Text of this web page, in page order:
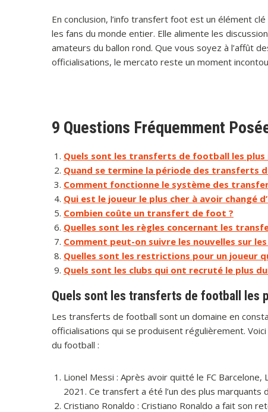
En conclusion, l’info transfert foot est un élément
les fans du monde entier. Elle alimente les
amateurs du ballon rond. Que vous soyez à l’affût
officialisations, le mercato reste un moment
9 Questions Fréquemment
Quels sont les transferts de football les plus
Quand se termine la période des transferts
Comment fonctionne le système des
Qui est le joueur le plus cher à avoir changé
Combien coûte un transfert de foot ?
Quelles sont les règles concernant les
Comment peut-on suivre les nouvelles sur
Quelles sont les restrictions pour un joueur
Quels sont les clubs qui ont recruté le plus
Quels sont les transferts de football les
Les transferts de football sont un domaine en
officialisations qui se produisent régulièrement.
du football :
Lionel Messi : Après avoir quitté le FC Barcelone,
2021. Ce transfert a été l’un des plus marquants
Cristiano Ronaldo : Cristiano Ronaldo a fait son